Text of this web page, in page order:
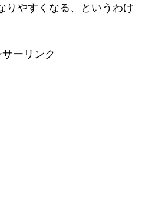
りやすくなる、というわけ
ーリンク